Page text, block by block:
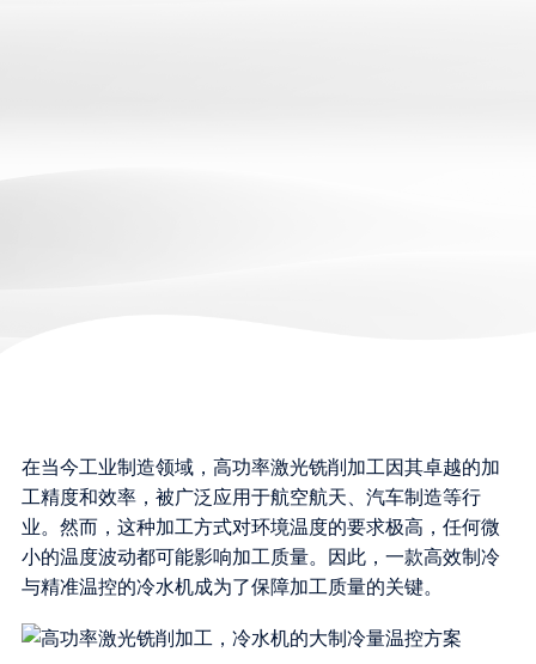
在当今工业制造领域，高功率激光铣削加工因其卓越的加
工精度和效率，被广泛应用于航空航天、汽车制造等行
业。然而，这种加工方式对环境温度的要求极高，任何微
小的温度波动都可能影响加工质量。因此，一款高效制冷
与精准温控的冷水机成为了保障加工质量的关键。